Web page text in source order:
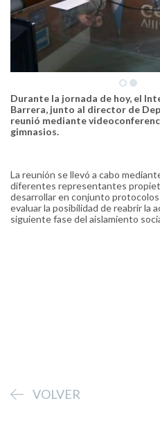
Durante la jornada de hoy, el
Barrera, junto al director de
reunió mediante
gimnasios.
La reunión se llevó a cabo
diferentes representantes
desarrollar en conjunto
evaluar la posibilidad de reabrir la
siguiente fase del aislamiento
VOLVER